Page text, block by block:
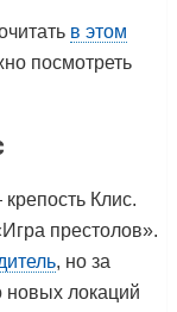
в этом
посмотреть
Клис.
престолов».
, но за
новых локаций